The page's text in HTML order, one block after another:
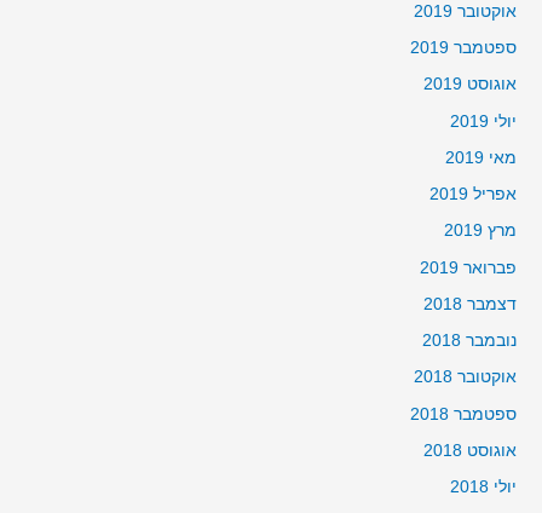
אוקטובר 2019
ספטמבר 2019
אוגוסט 2019
יולי 2019
מאי 2019
אפריל 2019
מרץ 2019
פברואר 2019
דצמבר 2018
נובמבר 2018
אוקטובר 2018
ספטמבר 2018
אוגוסט 2018
יולי 2018